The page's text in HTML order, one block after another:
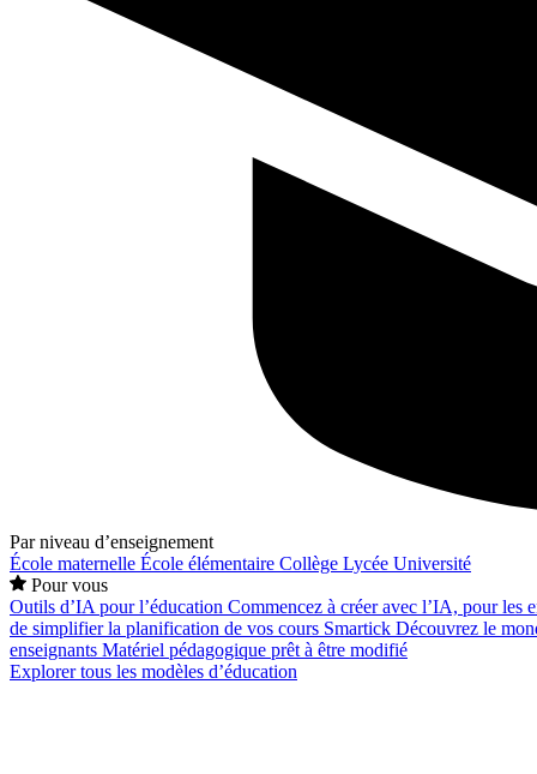
Par niveau d’enseignement
École maternelle École élémentaire Collège Lycée Université
Pour vous
Outils d’IA pour l’éducation Commencez à créer avec l’IA, pour les
de simplifier la planification de vos cours Smartick Découvrez le
enseignants Matériel pédagogique prêt à être modifié
Explorer tous les modèles d’éducation